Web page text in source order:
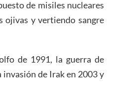
de misiles nucleares
ojivas y vertiendo sangre
de 1991, la guerra de
de Irak en 2003 y